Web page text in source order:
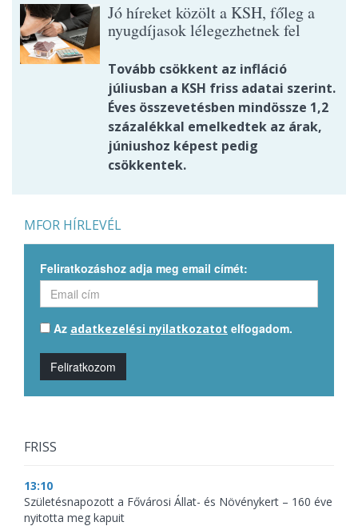
Jó híreket közölt a KSH, főleg a
nyugdíjasok lélegezhetnek fel
Tovább csökkent az infláció
júliusban a KSH friss adatai szerint.
Éves összevetésben mindössze 1,2
százalékkal emelkedtek az árak,
júniushoz képest pedig
csökkentek.
MFOR HÍRLEVÉL
Feliratkozáshoz adja meg email címét:
Az adatkezelési nyilatkozatot elfogadom.
Feliratkozom
FRISS
13:10
Születésnapozott a Fővárosi Állat- és Növénykert – 160 éve
nyitotta meg kapuit